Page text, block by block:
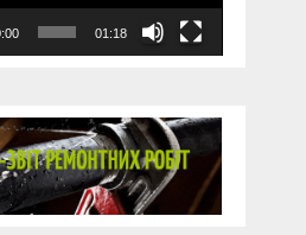
01:18